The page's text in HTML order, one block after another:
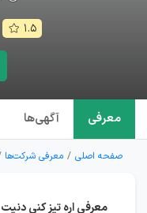
۱.۵
معرفی آگهی‌ها
صفحه اصلی معرفی شرکت‌ها
معرفی اره تیز کنی دنیت